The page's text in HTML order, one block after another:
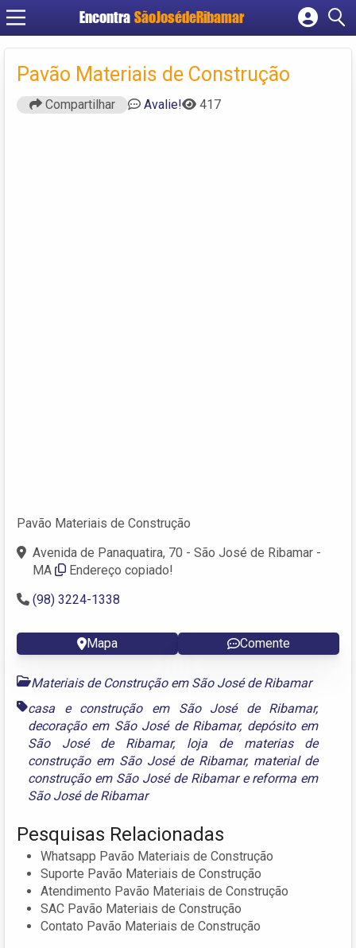
Encontra SãoJosédeRibamar
Cadastrar empresa
Criar conta
Pavão Materiais de Construção
Compartilhar Avalie! 417
Pavão Materiais de Construção
Avenida de Panaquatira, 70 - São José de Ribamar -
MA
Endereço copiado!
(98) 3224-1338
Mapa Comente
Materiais de Construção em São José de Ribamar
casa e construção em São José de Ribamar,
decoração em São José de Ribamar, depósito em
São José de Ribamar, loja de materias de
construção em São José de Ribamar, material de
construção em São José de Ribamarereforma em
São José de Ribamar
Pesquisas Relacionadas
Whatsapp Pavão Materiais de Construção
Suporte Pavão Materiais de Construção
Atendimento Pavão Materiais de Construção
SAC Pavão Materiais de Construção
Contato Pavão Materiais de Construção